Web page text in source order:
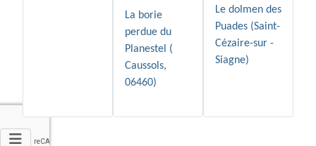
La borie
perdue du
Planestel (
Caussols,
06460)
Le dolmen des
Puades (Saint-
Cézaire-sur -
Siagne)